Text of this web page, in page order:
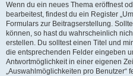
Wenn du ein neues Thema eröffnest
bearbeitest, findest du ein Register
Formulars zur Beitragserstellung.
können, so hast du wahrscheinlich
erstellen. Du solltest einen Titel und
die entsprechenden Felder eingeben
Antwortmöglichkeit in einer eigenen
„Auswahlmöglichkeiten pro Benutzer“